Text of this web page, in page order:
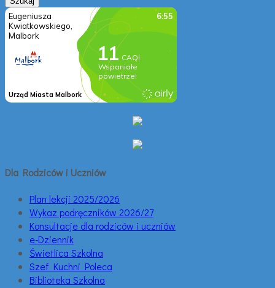
Dla Rodziców i Uczniów
Plan lekcji 2025/2026
Wykaz podręczników 2026/27
Konsultacje dla rodziców i uczniów
e-Dziennik
Świetlica Szkolna
Szef Kuchni Poleca
Biblioteka Szkolna